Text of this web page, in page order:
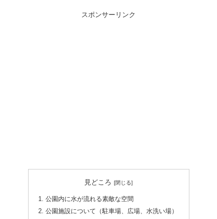
スポンサーリンク
見どころ
公園内に水が流れる素敵な空間
公園施設について（駐車場、広場、水洗い場）